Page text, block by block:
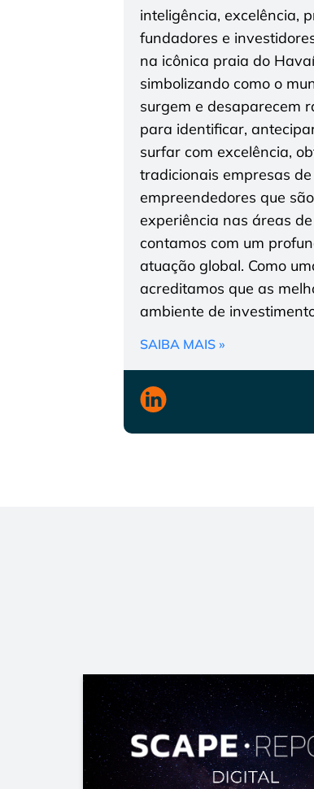
inteligência, excelência,
fundadores e
na icônica praia do
simbolizando como o
surgem e desaparecem
para identificar,
surfar com excelência,
tradicionais empresas
empreendedores que
experiência nas áreas
contamos com um
atuação global. Como
acreditamos que as
ambiente de
SAIBA MAIS »